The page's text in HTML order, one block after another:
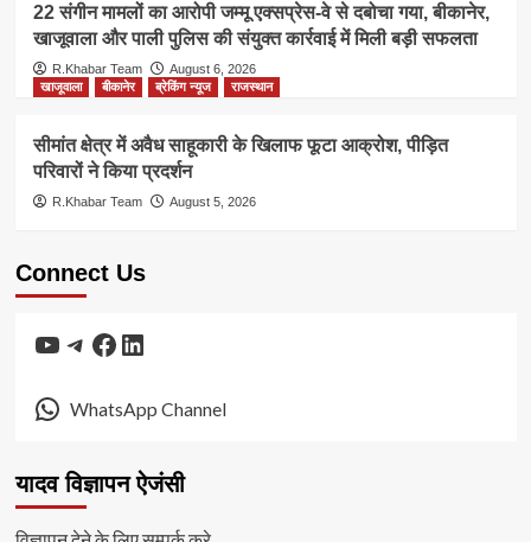
22 संगीन मामलों का आरोपी जम्मू एक्सप्रेस-वे से दबोचा गया, बीकानेर,
खाजूवाला और पाली पुलिस की संयुक्त कार्रवाई में मिली बड़ी सफलता
R.Khabar Team
August 6, 2026
खाजूवाला
बीकानेर ब्रेकिंग न्यूज राजस्थान
सीमांत क्षेत्र में अवैध साहूकारी के खिलाफ फूटा आक्रोश, पीड़ित
परिवारों ने किया प्रदर्शन
R.Khabar Team August 5, 2026
Connect Us
YouTube
Telegram
Facebook
LinkedIn
WhatsApp Channel
यादव विज्ञापन ऐजंसी